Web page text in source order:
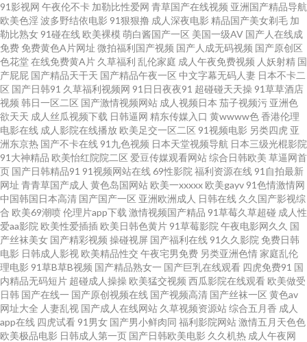
自慰 内射美女九色91 美女黄色网 国产91九九 成人精品18 97超碰免费 91se
白浆 微拍福利老司机 探花福利极品 91密桃视频 91啦国产剧情 婷婷一区二区
国产青草91娱乐 日本足交视频 在线视频撸 aaAV成人片 福利老司机www 黄页
嫩草 欧美日韩在线旡码 五月天狼友 91处女视频 www尤物 国产自产91 欧美色
图20p 日韩中文字幕专区 伊人黄版 99这里都是精品 中文丰满人妻 浮力瑟瑟
麻豆影院 国产五码 欧美第18页 91刺激小视频 97资源美女 午夜av无码 91丝
袜爱搞搞 91自慰喷水 草莓视频91 精品国产vT 日韩视频区 91宅男网 美女性爱
AV 人妖资源网站 香蕉视频黄 www在线91 国产美女艹B 久热在线精品 人妖啪
啪网站 探花色色18 51黑料福利社 AV免费三级手机 大香蕉大香蕉蜜 国产视频
官网91 老司机无码视频 日本黄网在线 午夜桃色18 91传禖 www日本色a 东京
91影视网 午夜伦不卡 加勒比性爱网 青草国产在线视频 亚洲国产精品导航
欧美色淫波多野结依电影 91狠狠撸 成人深夜电影 精品国产美女剃毛 加
勒比熟女 91碰在线 欧美裸模 萌白酱国产一区 美国一级AV 国产人在线成
免费 免费黄色A片网址 微拍福利国产视频 国产人成无码视频 国产原创区
色花堂在线免费黄A片 久草福利 乱伦家庭 成人午夜免费视频 人妖射精 国
产屁屁 国产精品天干天 国产精品午夜一区 中文字幕无码人妻 日本不卡二
区 国产日韩91 久草福利视频网 91日日夜夜91 超碰碰天天操 91草草酒店
视频 韩日一区二区 国产激情视频网站 成人视频日本 茄子视频污 亚洲色
欲天天 成人丝瓜视频下载 日韩逼网 精东传媒入口 黄wwww色香港伦理
电影在线 成人影院在线播放 欧美足交一区二区 91视频电影 另类四虎 亚
洲东京热 国产不卡在线 91九色视频 日本天堂视频导航 日本三级光棍影院
91大神精品 欧美怡红院院二区 爱豆传媒观看网站综合日韩欧美 草逼网首
页 国产日韩精品91 91视频网站在线69性影院 福利资源在线 91自拍最新
网址 青青草国产成人 黄色岛国网站 欧美一xxxxx 欧美gayv 91色情激情网
中国韩国日本高清 国产国产一区 亚洲欧洲成人 日韩在线 久久国产影视综
合 欧美69潮喷伦理片app下载 激情视频国产精品 91草莓久草超碰 成人性
爱aa影院 欧美性爱插插 欧美日韩色黄片 91草莓影院 午夜电影网久久 国
产丝袜美女 国产精彩视频 操碰视屏 国产福利在线 91久久影院 免费日韩
电影 日韩成人影视 欧美精品性交 午夜宅男免费 另类亚洲色情家庭乱伦
理电影 91草B草B视频 国产精品熟女一 国产巨乳在线观看 四虎免费91 国
内精品无码短片 超碰成人操操 欧美猛交视频 西瓜影院在线观看 欧美做受
日韩 国产在线一 国产原创视频在线 国产视频高清 国产丝袜一区 黄色av
网址大全 人妻乱视 国产成人在线网站 久草视频资源站综合五月香 成人
app在线 四虎试看 91男女 国产男小鲜肉同 福利影院网站激情五月天色色
欧美极品电影 日韩成人第一页 国产日韩欧美电影 久久机热 成人午夜网